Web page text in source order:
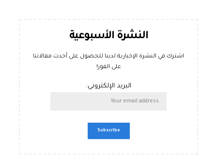
النشرة الأسبوعية
اشترك في النشرة الإخبارية لدينا للحصول على أحدث مقالاتنا
على الفور!
البريد الإلكتروني: